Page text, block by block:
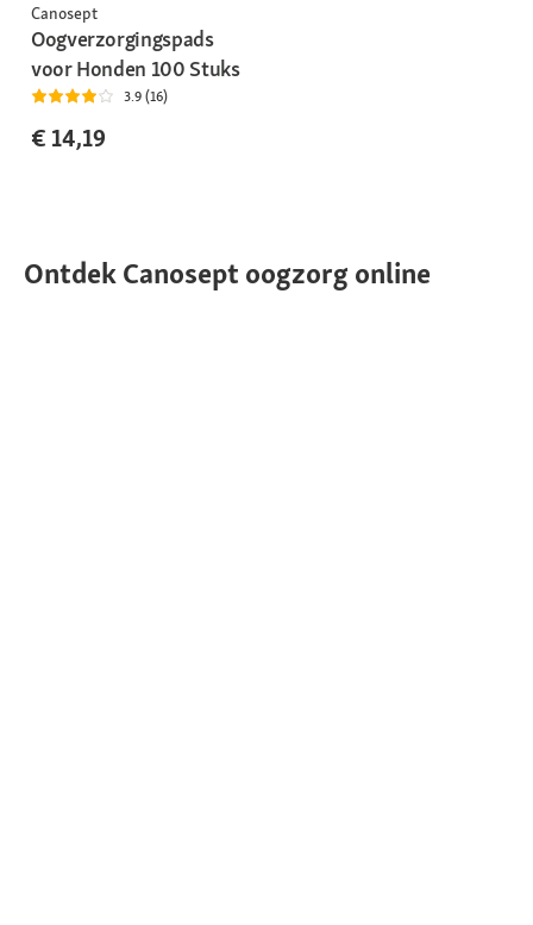
Canosept
Oogverzorgingspads
voor Honden 100 Stuks
3.9 (16)
€ 14,19
Ontdek Canosept oogzorg online